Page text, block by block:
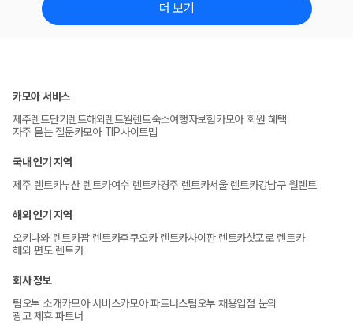
더 보기
카모아 서비스
제주렌트단기렌트해외렌트월렌트숙소여행자보험카모아 회원 혜택
자주 묻는 질문카모아 TIP사이트맵
국내 인기 지역
제주 렌트카부산 렌트카여수 렌트카경주 렌트카서울 렌트카강남구 월렌트
해외 인기 지역
오키나와 렌트카괌 렌트카후쿠오카 렌트카사이판 렌트카삿포로 렌트카
해외 편도 렌트카
회사 정보
팀오투 소개카모아 서비스카모아 파트너스팀오투 채용입점 문의
광고 제휴 파트너